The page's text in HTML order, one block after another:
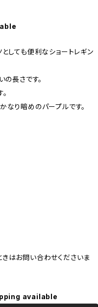
しても便利なショートレギン
長さです。
なり暗めのパープルです。
はお問い合わせくださいま
available